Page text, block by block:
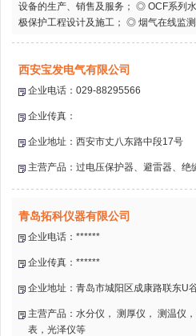
设备的生产、销售及服务； ◎ OCF系列
极保护工程设计及施工； ◎ 烟气在线监测
西安宝发电气有限公司
企业电话：029-88295566
企业传真：
企业地址：西安市丈八东路中段17号
主营产品：过电压保护器、避雷器、绝
青岛拓科仪器有限公司
企业电话：******
企业传真：******
企业地址：青岛市城阳区成康路联东U
主营产品：水分仪， 测厚仪， 测温仪
表，光泽仪等